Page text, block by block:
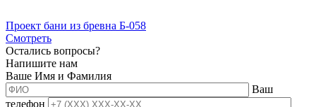
Проект бани из бревна Б-058
Смотреть
Остались вопросы?
Напишите нам
Ваше Имя и Фамилия
Ваш
телефон